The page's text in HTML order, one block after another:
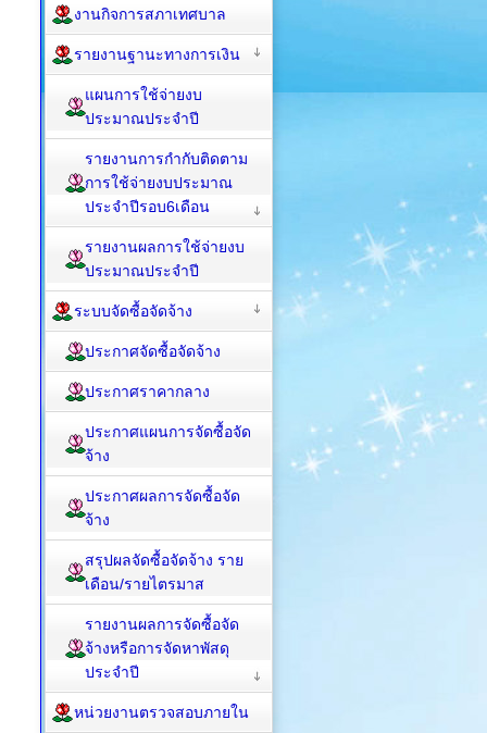
งานกิจการสภาเทศบาล
รายงานฐานะทางการเงิน
แผนการใช้จ่ายงบ
ประมาณประจำปี
รายงานการกำกับติดตาม
การใช้จ่ายงบประมาณ
ประจำปีรอบ6เดือน
รายงานผลการใช้จ่ายงบ
ประมาณประจำปี
ระบบจัดซื้อจัดจ้าง
ประกาศจัดซื้อจัดจ้าง
ประกาศราคากลาง
ประกาศแผนการจัดซื้อจัด
จ้าง
ประกาศผลการจัดซื้อจัด
จ้าง
สรุปผลจัดซื้อจัดจ้าง ราย
เดือน/รายไตรมาส
รายงานผลการจัดซื้อจัด
จ้างหรือการจัดหาพัสดุ
ประจำปี
หน่วยงานตรวจสอบภายใน